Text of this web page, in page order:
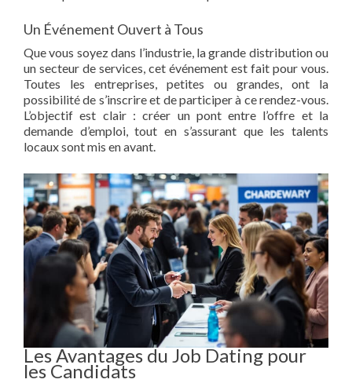
Un Événement Ouvert à Tous
Que vous soyez dans l’industrie, la grande distribution ou
un secteur de services, cet événement est fait pour vous.
Toutes les entreprises, petites ou grandes, ont la
possibilité de s’inscrire et de participer à ce rendez-vous.
L’objectif est clair : créer un pont entre l’offre et la
demande d’emploi, tout en s’assurant que les talents
locaux sont mis en avant.
Les Avantages du Job Dating pour
les Candidats